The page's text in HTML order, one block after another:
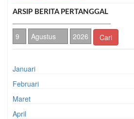
ARSIP BERITA PERTANGGAL
Cari
Januari
Februari
Maret
April